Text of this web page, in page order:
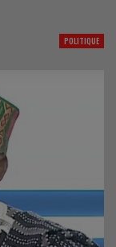
POLITIQUE